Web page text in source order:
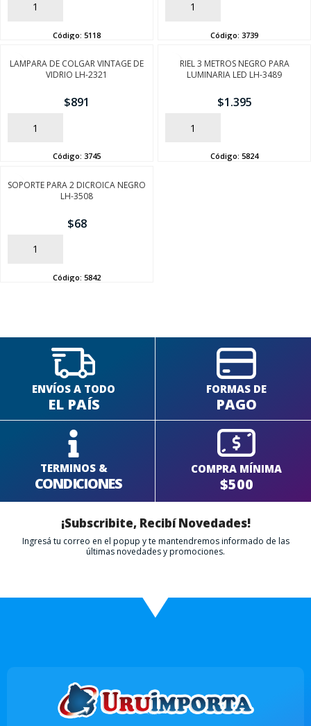
AÑADIR
Código: 5118
AÑADIR
Código: 3739
LAMPARA DE COLGAR VINTAGE DE
VIDRIO LH-2321
$891
AÑADIR
Código: 3745
RIEL 3 METROS NEGRO PARA
LUMINARIA LED LH-3489
$1.395
AÑADIR
Código: 5824
SOPORTE PARA 2 DICROICA NEGRO
LH-3508
$68
AÑADIR
Código: 5842
ENVÍOS A TODO
EL PAÍS
FORMAS DE
PAGO
TERMINOS &
CONDICIONES
COMPRA MÍNIMA
$500
¡Subscribite, Recibí Novedades!
Ingresá tu correo en el popup y te mantendremos informado de las
últimas novedades y promociones.